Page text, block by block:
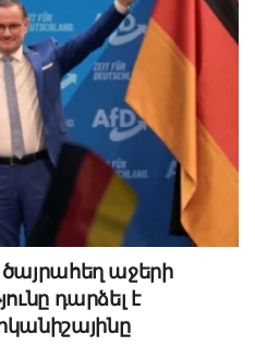
աջերի
դարձել է